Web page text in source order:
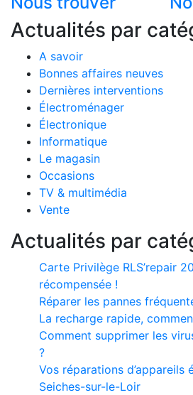
Actualités par
A savoir
Bonnes affaires neuves
Dernières interventions
Électroménager
Électronique
Informatique
Le magasin
Occasions
TV & multimédia
Vente
Actualités par
Carte Privilège RLS’repair
récompensée !
Réparer les pannes
La recharge rapide,
Comment supprimer les
?
Vos réparations d’appareils
Seiches-sur-le-Loir